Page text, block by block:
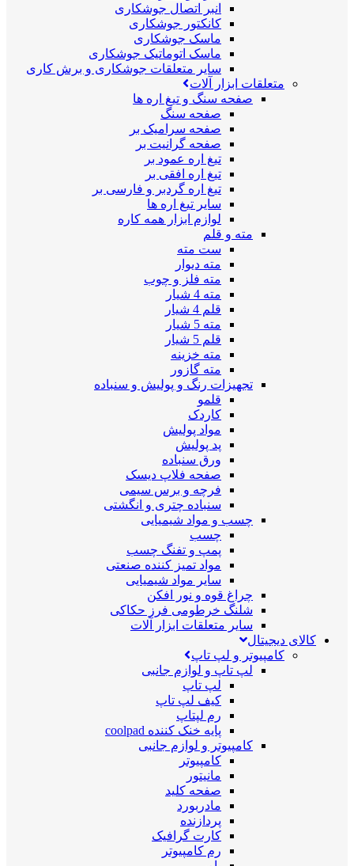
انبر اتصال جوشکاری
کانکتور جوشکاری
ماسک جوشکاری
ماسک اتوماتیک جوشکاری
سایر متعلقات جوشکاری و برش کاری
متعلقات ابزار آلات
صفحه سنگ و تیغ اره ها
صفحه سنگ
صفحه سرامیک بر
صفحه گرانیت بر
تیغ اره عمود بر
تیغ اره افقی بر
تیغ اره گردبر و فارسی بر
سایر تیغ اره ها
لوازم ابزار همه کاره
مته و قلم
ست مته
مته دیوار
مته فلز و چوب
مته 4 شیار
قلم 4 شیار
مته 5 شیار
قلم 5 شیار
مته خزینه
مته گازور
تجهیزات رنگ و پولیش و سنباده
قلمو
کاردک
مواد پولیش
پد پولیش
ورق سنباده
صفحه فلاپ دیسک
فرچه و برس سیمی
سنباده چتری و انگشتی
چسب و مواد شیمیایی
چسب
پمپ و تفنگ چسب
مواد تمیز کننده صنعتی
سایر مواد شیمیایی
چراغ قوه و نور افکن
شلنگ خرطومی فرز حکاکی
سایر متعلقات ابزار آلات
کالای دیجیتال
کامپیوتر و لپ تاپ
لپ تاپ و لوازم جانبی
لپ تاپ
کیف لپ تاپ
رم لپتاپ
پایه خنک کننده coolpad
کامپیوتر و لوازم جانبی
کامپیوتر
مانیتور
صفحه کلید
مادربورد
پردازنده
کارت گرافیک
رم کامپیوتر